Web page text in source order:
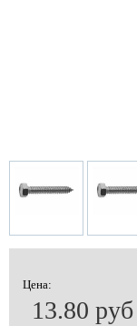
Цена:
13.80 руб